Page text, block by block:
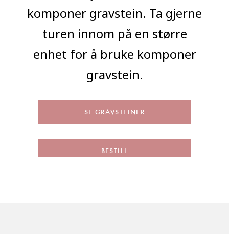
komponer gravstein. Ta gjerne
turen innom på en større
enhet for å bruke komponer
gravstein.
SE GRAVSTEINER
BESTILL